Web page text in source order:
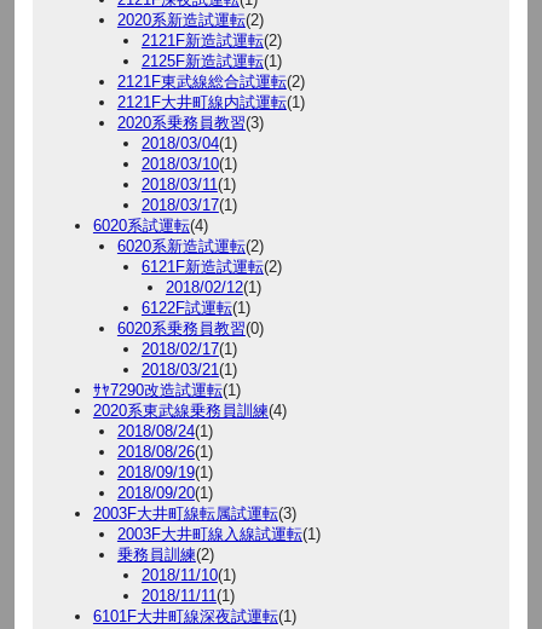
2020系新造試運転(2)
2121F新造試運転(2)
2125F新造試運転(1)
2121F東武線総合試運転(2)
2121F大井町線内試運転(1)
2020系乗務員教習(3)
2018/03/04(1)
2018/03/10(1)
2018/03/11(1)
2018/03/17(1)
6020系試運転(4)
6020系新造試運転(2)
6121F新造試運転(2)
2018/02/12(1)
6122F試運転(1)
6020系乗務員教習(0)
2018/02/17(1)
2018/03/21(1)
ｻﾔ7290改造試運転(1)
2020系東武線乗務員訓練(4)
2018/08/24(1)
2018/08/26(1)
2018/09/19(1)
2018/09/20(1)
2003F大井町線転属試運転(3)
2003F大井町線入線試運転(1)
乗務員訓練(2)
2018/11/10(1)
2018/11/11(1)
6101F大井町線深夜試運転(1)